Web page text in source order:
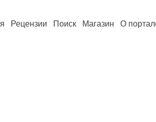
Рецензии Поиск Магазин О